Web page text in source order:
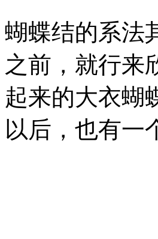
蝴蝶结的系法
之前，就行来
起来的大衣蝴
以后，也有一